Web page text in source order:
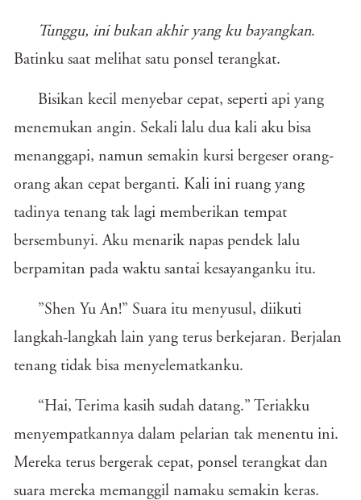
Tunggu, ini bukan akhir yang ku bayangkan.
Batinku saat melihat satu ponsel terangkat.
Bisikan kecil menyebar cepat, seperti api yang
menemukan angin. Sekali lalu dua kali aku bisa
menanggapi, namun semakin kursi bergeser orang-
orang akan cepat berganti. Kali ini ruang yang
tadinya tenang tak lagi memberikan tempat
bersembunyi. Aku menarik napas pendek lalu
berpamitan pada waktu santai kesayanganku itu.
”Shen Yu An!” Suara itu menyusul, diikuti
langkah-langkah lain yang terus berkejaran. Berjalan
tenang tidak bisa menyelematkanku.
“Hai, Terima kasih sudah datang.” Teriakku
menyempatkannya dalam pelarian tak menentu ini.
Mereka terus bergerak cepat, ponsel terangkat dan
suara mereka memanggil namaku semakin keras.